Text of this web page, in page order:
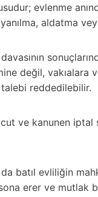
evlenme
aldatma
değil, vakıalara
reddedilebilir.
ve kanunen
batıl evliliğin
erer ve mutlak